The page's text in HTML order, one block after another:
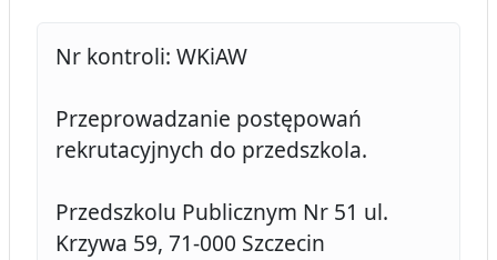
Nr kontroli: WKiAW
Przeprowadzanie postępowań
rekrutacyjnych do przedszkola.
Przedszkolu Publicznym Nr 51 ul.
Krzywa 59, 71-000 Szczecin